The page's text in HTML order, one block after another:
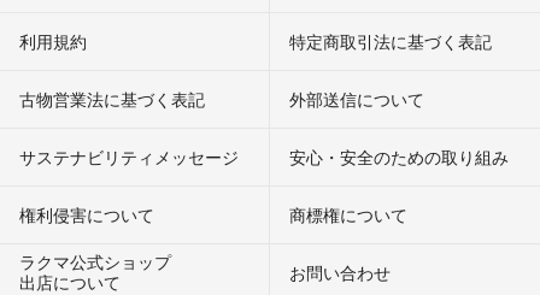
利用規約 特定商取引法に基づく表記
古物営業法に基づく表記 外部送信について
サステナビリティメッセージ 安心・安全のための取り組み
権利侵害について
商標権について
ラクマ公式ショップ
出店について
お問い合わせ